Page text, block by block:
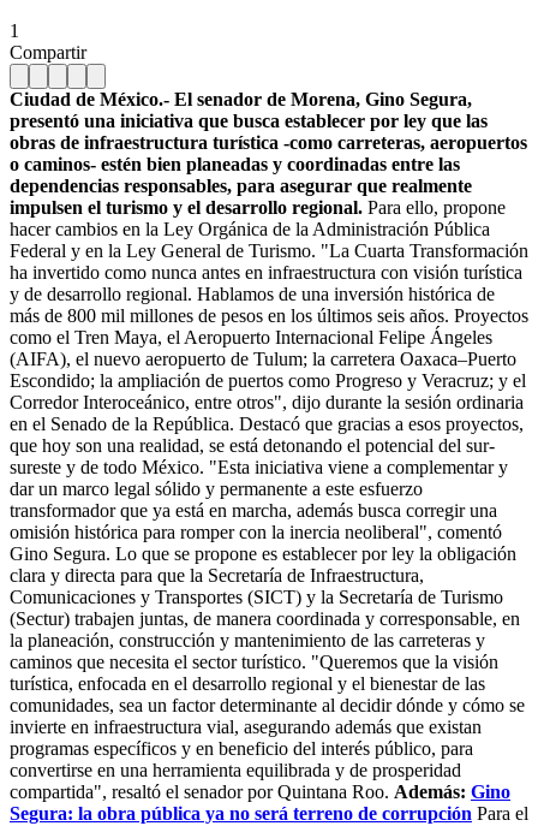
1
Compartir
Ciudad de México.- El senador de Morena, Gino Segura,
presentó una iniciativa que busca establecer por ley que las
obras de infraestructura turística -como carreteras, aeropuertos
o caminos- estén bien planeadas y coordinadas entre las
dependencias responsables, para asegurar que realmente
impulsen el turismo y el desarrollo regional. Para ello, propone
hacer cambios en la Ley Orgánica de la Administración Pública
Federal y en la Ley General de Turismo. "La Cuarta Transformación
ha invertido como nunca antes en infraestructura con visión turística
y de desarrollo regional. Hablamos de una inversión histórica de
más de 800 mil millones de pesos en los últimos seis años. Proyectos
como el Tren Maya, el Aeropuerto Internacional Felipe Ángeles
(AIFA), el nuevo aeropuerto de Tulum; la carretera Oaxaca–Puerto
Escondido; la ampliación de puertos como Progreso y Veracruz; y el
Corredor Interoceánico, entre otros", dijo durante la sesión ordinaria
en el Senado de la República. Destacó que gracias a esos proyectos,
que hoy son una realidad, se está detonando el potencial del sur-
sureste y de todo México. "Esta iniciativa viene a complementar y
dar un marco legal sólido y permanente a este esfuerzo
transformador que ya está en marcha, además busca corregir una
omisión histórica para romper con la inercia neoliberal", comentó
Gino Segura. Lo que se propone es establecer por ley la obligación
clara y directa para que la Secretaría de Infraestructura,
Comunicaciones y Transportes (SICT) y la Secretaría de Turismo
(Sectur) trabajen juntas, de manera coordinada y corresponsable, en
la planeación, construcción y mantenimiento de las carreteras y
caminos que necesita el sector turístico. "Queremos que la visión
turística, enfocada en el desarrollo regional y el bienestar de las
comunidades, sea un factor determinante al decidir dónde y cómo se
invierte en infraestructura vial, asegurando además que existan
programas específicos y en beneficio del interés público, para
convertirse en una herramienta equilibrada y de prosperidad
compartida", resaltó el senador por Quintana Roo. Además: Gino
Segura: la obra pública ya no será terreno de corrupción Para el